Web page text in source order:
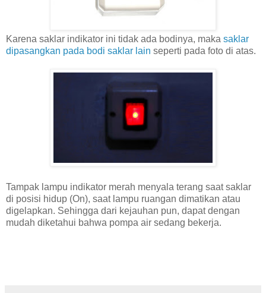
Karena saklar indikator ini tidak ada bodinya, maka saklar
dipasangkan pada bodi saklar lain seperti pada foto di atas.
Tampak lampu indikator merah menyala terang saat saklar
di posisi hidup (On), saat lampu ruangan dimatikan atau
digelapkan. Sehingga dari kejauhan pun, dapat dengan
mudah diketahui bahwa pompa air sedang bekerja.